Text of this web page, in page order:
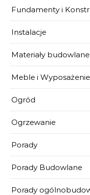
Fundamenty i
Instalacje
Materiały budowlane
Meble i Wyposażenie
Ogród
Ogrzewanie
Porady
Porady Budowlane
Porady